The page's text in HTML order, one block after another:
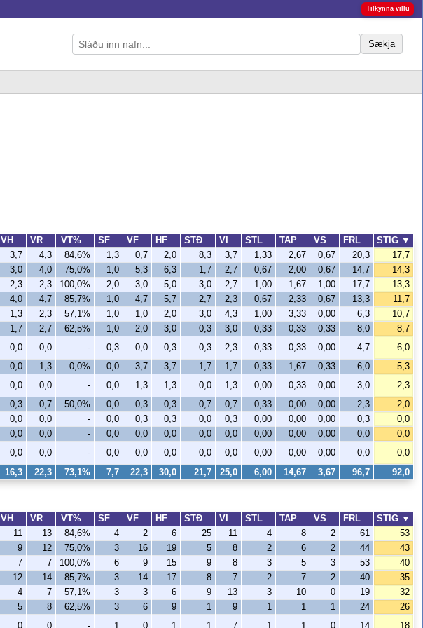
Tilkynna villu
Sækja
VH VR VT% SF VF HF STÐ VI STL TAP VS FRL STIG ▼
11 13 84,6% 4 2 6 25 11 4 8 2 61
53
9 12 75,0% 3 16 19 5 8 2 6 2 44
43
7 7 100,0% 6 9 15 9 8 3 5 3 53
40
12 14 85,7% 3 14 17 8 7 2 7 2 40
35
4 7 57,1% 3 3 6 9 13 3 10 0 19
32
5 8 62,5% 3 6 9 1 9 1 1 1 24
26
0 0 - 1 0 1 1 7 1 1 0 14 18
VH VR VT% SF VF HF STÐ VI STL TAP VS FRL STIG ▼
3,7 4,3 84,6% 1,3 0,7 2,0 8,3 3,7 1,33 2,67 0,67 20,3
17,7
3,0 4,0 75,0% 1,0 5,3 6,3 1,7 2,7 0,67 2,00 0,67 14,7
14,3
2,3 2,3 100,0% 2,0 3,0 5,0 3,0 2,7 1,00 1,67 1,00 17,7
13,3
4,0 4,7 85,7% 1,0 4,7 5,7 2,7 2,3 0,67 2,33 0,67 13,3
11,7
1,3 2,3 57,1% 1,0 1,0 2,0 3,0 4,3 1,00 3,33 0,00 6,3
10,7
1,7 2,7 62,5% 1,0 2,0 3,0 0,3 3,0 0,33 0,33 0,33 8,0
8,7
0,0 0,0 - 0,3 0,0 0,3 0,3 2,3 0,33 0,33 0,00 4,7
6,0
0,0 1,3 0,0% 0,0 3,7 3,7 1,7 1,7 0,33 1,67 0,33 6,0
5,3
0,0 0,0 - 0,0 1,3 1,3 0,0 1,3 0,00 0,33 0,00 3,0
2,3
0,3 0,7 50,0% 0,0 0,3 0,3 0,7 0,7 0,33 0,00 0,00 2,3
2,0
0,0 0,0 - 0,0 0,3 0,3 0,0 0,3 0,00 0,00 0,00 0,3
0,0
0,0 0,0 - 0,0 0,0 0,0 0,0 0,0 0,00 0,00 0,00 0,0
0,0
0,0 0,0 - 0,0 0,0 0,0 0,0 0,0 0,00 0,00 0,00 0,0 0,0
16,3 22,3 73,1% 7,7 22,3 30,0 21,7 25,0 6,00 14,67 3,67 96,7 92,0